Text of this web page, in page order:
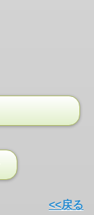
<<戻る